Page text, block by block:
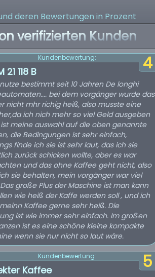
deren Bewertungen in Prozent
verifizierten Kunden
4
Kundenbewertung:
21 118 B
bestimmt seit 10 Jahren De longhi
bei dem vorgänger wurde das
nicht mhr richig heiß, also musste eine
ich nich mehr so viel Geld ausgeben
meine auswahl auf die oben genannte
die Bedingungen ist sehr einfach,
finde ich sie ist sehr laut, das ich sie
zurück schicken wollte, aber es war
und das ohne Kaffee geht nicht, also
sie behalten, mein vorgänger war viel
große Plus der Maschine ist man kann
wie heiß der Kaffe werden soll , und ich
Kaffee gerne sehr heiß. Die
ist wie immer sehr einfach. Im großen
ist es eine schöne kleine kompakte
wenn sie nur nicht so laut wäre.
5
Kundenbewertung:
Kaffee